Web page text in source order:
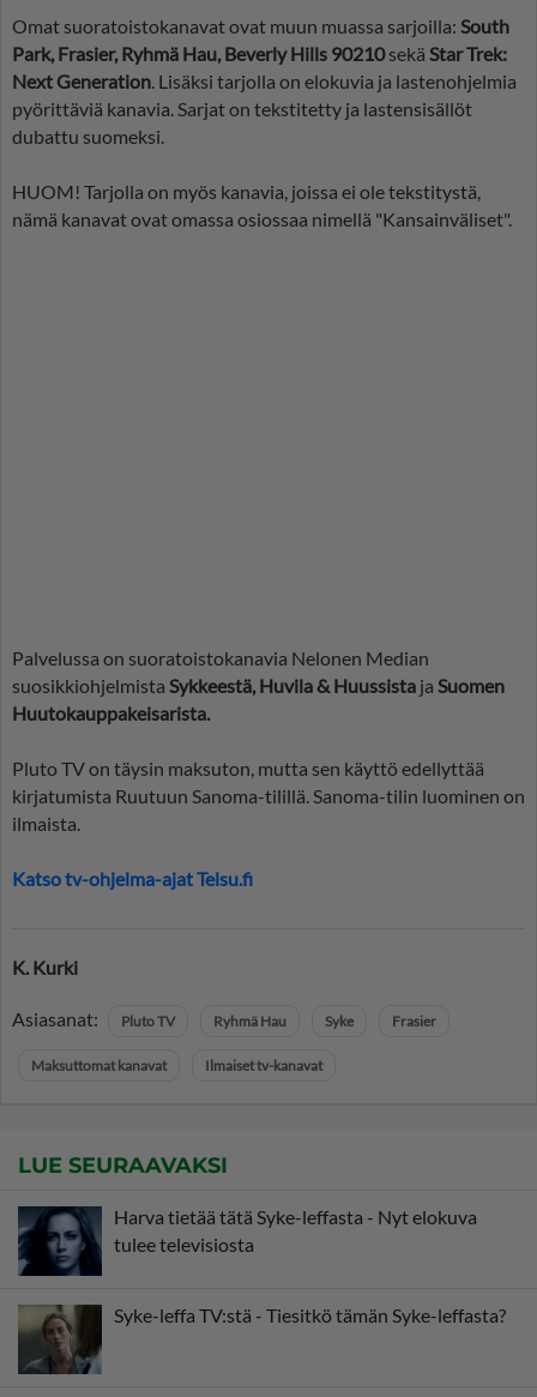
Omat suoratoistokanavat ovat muun muassa sarjoilla: South
Park, Frasier, Ryhmä Hau, Beverly Hills 90210sekä Star Trek:
Next Generation. Lisäksi tarjolla on elokuvia ja lastenohjelmia
pyörittäviä kanavia. Sarjat on tekstitetty ja lastensisällöt
dubattu suomeksi.
HUOM! Tarjolla on myös kanavia, joissa ei ole tekstitystä,
nämä kanavat ovat omassa osiossaa nimellä "Kansainväliset".
Palvelussa on suoratoistokanavia Nelonen Median
suosikkiohjelmista Sykkeestä, Huvila & Huussista ja Suomen
Huutokauppakeisarista.
Pluto TV on täysin maksuton, mutta sen käyttö edellyttää
kirjatumista Ruutuun Sanoma-tilillä. Sanoma-tilin luominen on
ilmaista.
Katso tv-ohjelma-ajat Telsu.fi
K. Kurki
Asiasanat: Pluto TV Ryhmä Hau Syke Frasier
Maksuttomat kanavat Ilmaiset tv-kanavat
LUE SEURAAVAKSI
Harva tietää tätä Syke-leffasta - Nyt elokuva
tulee televisiosta
Syke-leffa TV:stä - Tiesitkö tämän Syke-leffasta?